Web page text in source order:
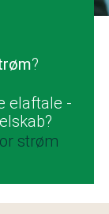
?
elaftale -
strøm